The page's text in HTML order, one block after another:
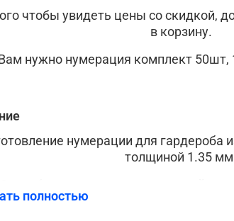
чтобы увидеть цены со скидкой,
в корзину.
нужно нумерация комплект
нумерации для гардероба
толщиной 1.35
полностью